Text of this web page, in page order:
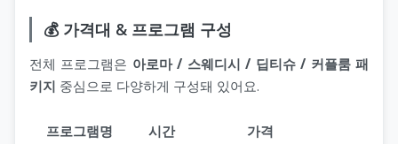
💰 가격대 & 프로그램 구성
전체 프로그램은 아로마 / 스웨디시 / 딥티슈 / 커플룸 패
키지 중심으로 다양하게 구성돼 있어요.
프로그램명 시간
가격